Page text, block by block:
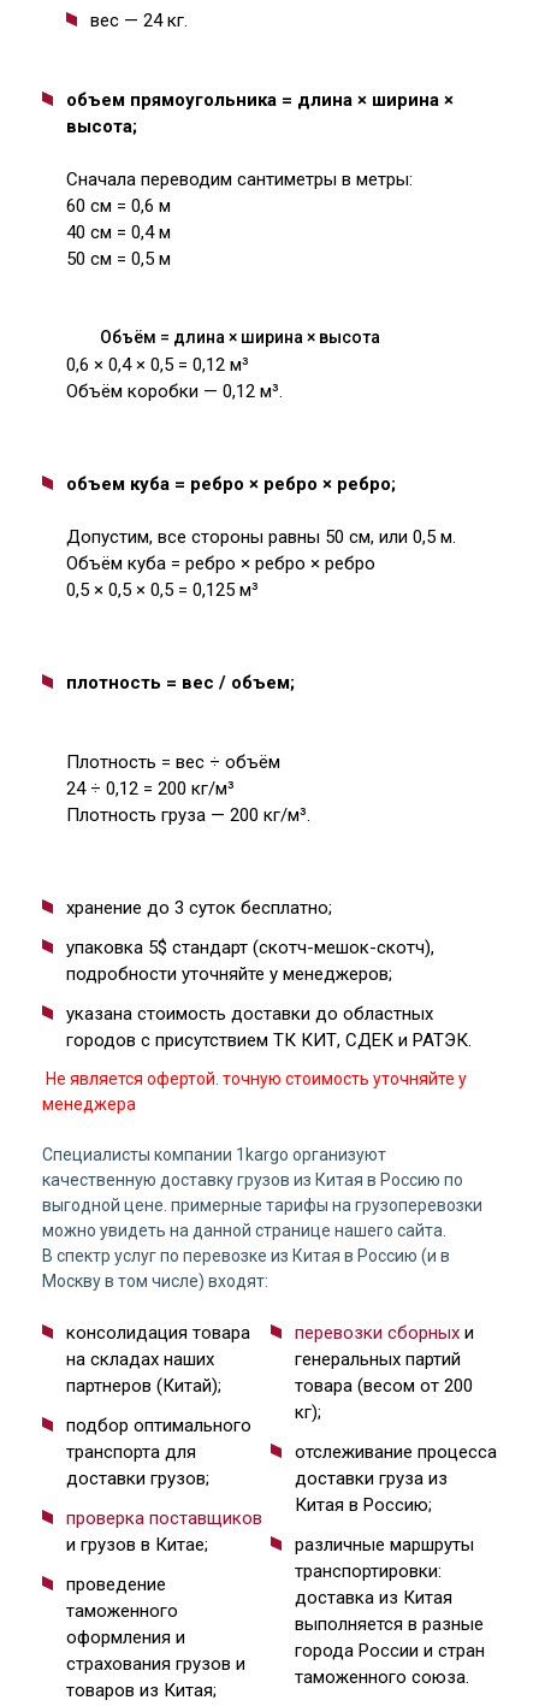
вес — 24 кг.
объем прямоугольника = длина × ширина ×
высота;
Сначала переводим сантиметры в метры:
60 см = 0,6 м
40 см = 0,4 м
50 см = 0,5 м
Объём = длина × ширина × высота
0,6 × 0,4 × 0,5 = 0,12 м³
Объём коробки — 0,12 м³.
объем куба = ребро × ребро × ребро;
Допустим, все стороны равны 50 см, или 0,5 м.
Объём куба = ребро × ребро × ребро
0,5 × 0,5 × 0,5 = 0,125 м³
плотность = вес / объем;
Плотность = вес ÷ объём
24 ÷ 0,12 = 200 кг/м³
Плотность груза — 200 кг/м³.
хранение до 3 суток бесплатно;
упаковка 5$ стандарт (скотч-мешок-скотч),
подробности уточняйте у менеджеров;
указана стоимость доставки до областных
городов с присутствием ТК КИТ, СДЕК и РАТЭК.
Не является офертой. точную стоимость уточняйте у
менеджера
Специалисты компании 1kargo организуют
качественную доставку грузов из Китая в Россию по
выгодной цене. примерные тарифы на грузоперевозки
можно увидеть на данной странице нашего сайта.
В спектр услуг по перевозке из Китая в Россию (и в
Москву в том числе) входят:
консолидация товара
на складах наших
партнеров (Китай);
подбор оптимального
транспорта для
доставки грузов;
проверка поставщиков
и грузов в Китае;
проведение
таможенного
оформления и
страхования грузов и
товаров из Китая;
перевозки сборных и
генеральных партий
товара (весом от 200
кг);
отслеживание процесса
доставки груза из
Китая в Россию;
различные маршруты
транспортировки:
доставка из Китая
выполняется в разные
города России и стран
таможенного союза.